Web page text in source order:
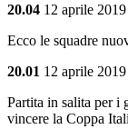
20.04 12 aprile
Ecco le squadre
20.01 12 aprile
Partita in salita per i
vincere la Coppa